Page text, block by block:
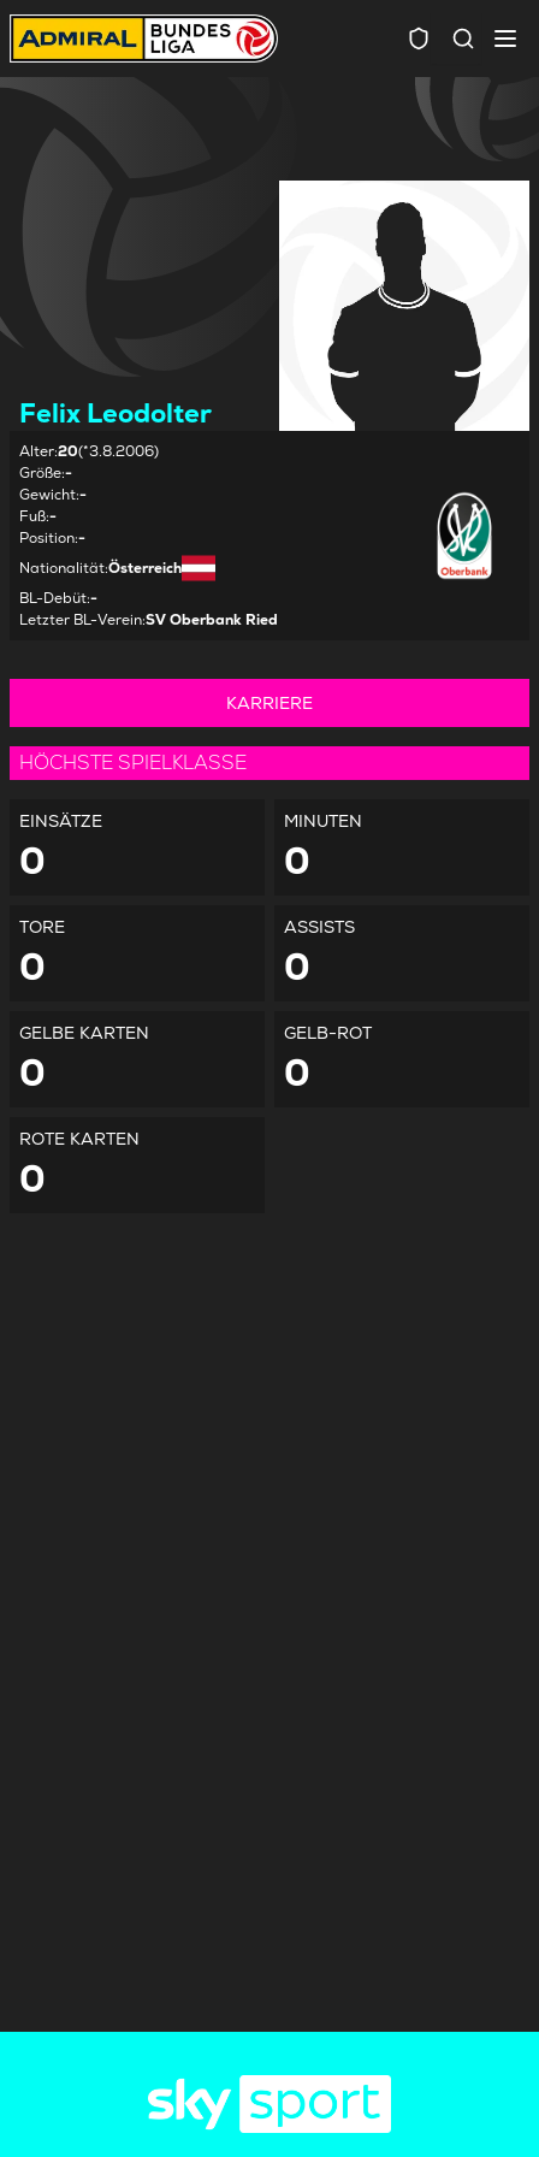
Felix Leodolter
Alter:20(*3.8.2006)
Größe:-
Gewicht:-
Fuß:-
Position:-
Nationalität:Österreich
BL-Debüt:-
Letzter BL-Verein:SV Oberbank Ried
KARRIERE
HÖCHSTE SPIELKLASSE
EINSÄTZE
0
MINUTEN
0
TORE
0
ASSISTS
0
GELBE KARTEN
0
GELB-ROT
0
ROTE KARTEN
0